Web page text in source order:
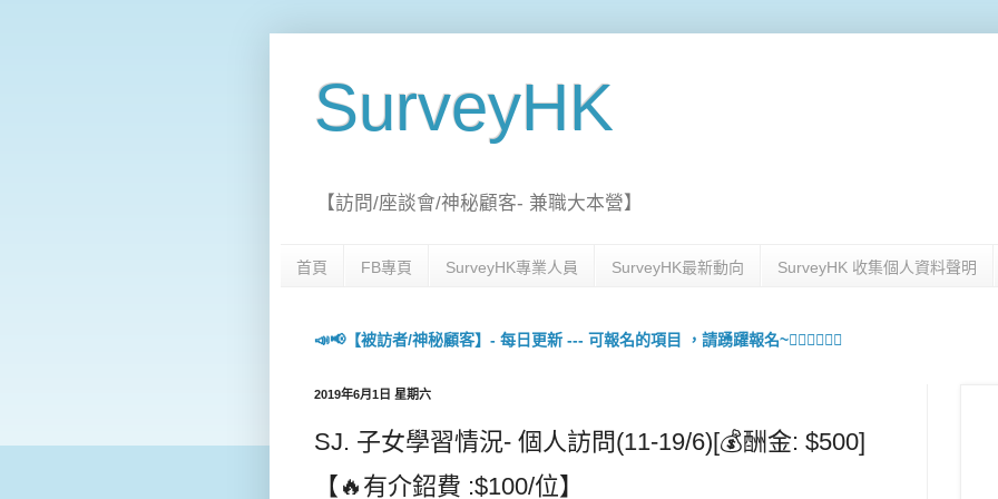
SurveyHK
【訪問/座談會/神秘顧客- 兼職大本營】
首頁 FB專頁 SurveyHK專業人員 SurveyHK最新動向 SurveyHK 收集個人資料聲明
📣📢【被訪者/神秘顧客】- 每日更新 --- 可報名的項目 ，請踴躍報名~🙋🏻‍♀️💇🏻‍♀️
2019年6月1日 星期六
SJ. 子女學習情況- 個人訪問(11-19/6)[💰酬金: $500]
【🔥有介鉊費 :$100/位】